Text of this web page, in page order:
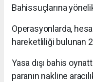
Bahissuçlarına
Operasyonlarda,
hareketliliği bulunan
Yasa dışı bahis
paranın nakline